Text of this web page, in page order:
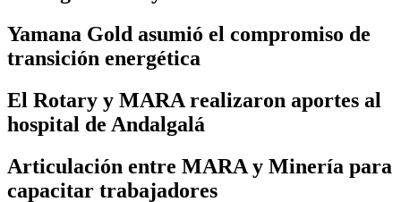
Yamana Gold asumió el compromiso de
transición energética
El Rotary y MARA realizaron aportes al
hospital de Andalgalá
Articulación entre MARA y Minería para
capacitar trabajadores